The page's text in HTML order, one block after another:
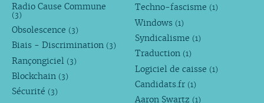
Radio Cause Commune
(3)
Obsolescence (3)
Biais - Discrimination (3)
Rançongiciel (3)
Blockchain (3)
Sécurité (3)
Techno-fascisme (1)
Windows (1)
Syndicalisme (1)
Traduction (1)
Logiciel de caisse (1)
Candidats.fr (1)
Aaron Swartz (1)